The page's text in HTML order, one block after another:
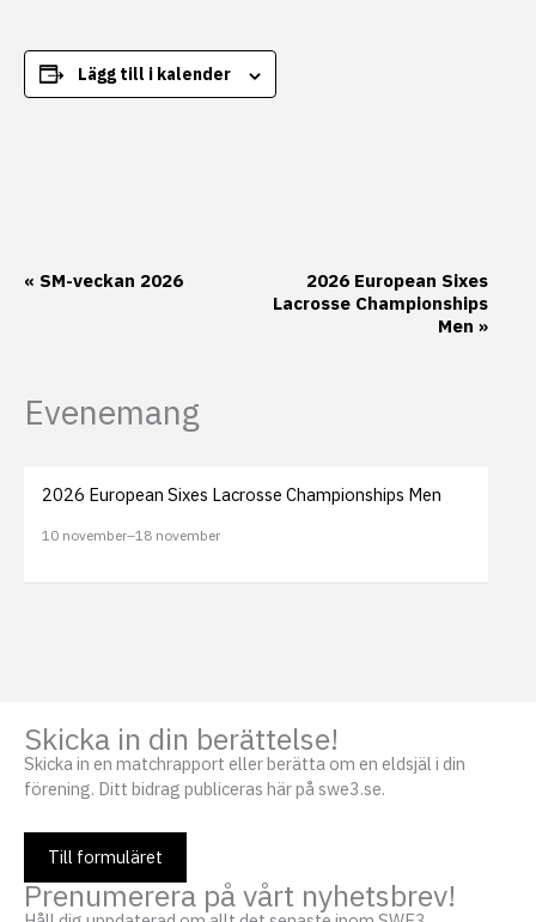
Lägg till i kalender
Evenemang-
« SM-veckan 2026
2026 European Sixes
Lacrosse Championships
Men »
Evenemang
2026 European Sixes Lacrosse Championships Men
10 november–18 november
Skicka in din berättelse!
Skicka in en matchrapport eller berätta om en eldsjäl i din
förening. Ditt bidrag publiceras här på swe3.se.
Till formuläret
Prenumerera på vårt nyhetsbrev!